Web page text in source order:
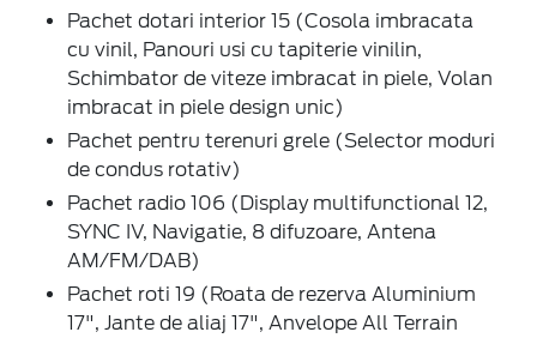
Pachet dotari interior 15 (Cosola imbracata
cu vinil, Panouri usi cu tapiterie vinilin,
Schimbator de viteze imbracat in piele, Volan
imbracat in piele design unic)
Pachet pentru terenuri grele (Selector moduri
de condus rotativ)
Pachet radio 106 (Display multifunctional 12,
SYNC IV, Navigatie, 8 difuzoare, Antena
AM/FM/DAB)
Pachet roti 19 (Roata de rezerva Aluminium
17", Jante de aliaj 17", Anvelope All Terrain